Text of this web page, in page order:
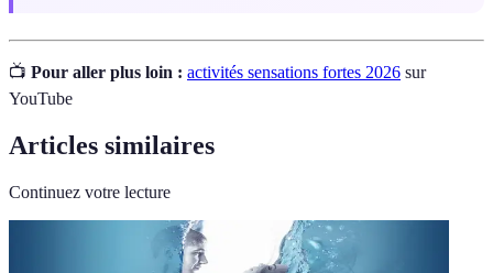
📺 Pour aller plus loin : activités sensations fortes 2026 sur
YouTube
Articles similaires
Continuez votre lecture